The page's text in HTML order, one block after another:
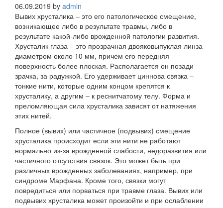
06.09.2019 by admin
Вывих хрусталика – это его патологическое смещение,
возникающее либо в результате травмы, либо в
результате какой-либо врожденной патологии развития.
Хрусталик глаза – это прозрачная двояковыпуклая линза
диаметром около 10 мм, причем его передняя
поверхность более плоская. Располагается он позади
зрачка, за радужкой. Его удерживает циннова связка –
тонкие нити, которые одним концом крепятся к
хрусталику, а другим – к реснитчатому телу. Форма и
преломляющая сила хрусталика зависят от натяжения
этих нитей.
Полное (вывих) или частичное (подвывих) смещение
хрусталика происходит если эти нити не работают
нормально из-за врожденной слабости, недоразвития или
частичного отсутствия связок. Это может быть при
различных врожденных заболеваниях, например, при
синдроме Марфана. Кроме того, связки могут
повредиться или порваться при травме глаза. Вывих или
подвывих хрусталика может произойти и при ослаблении